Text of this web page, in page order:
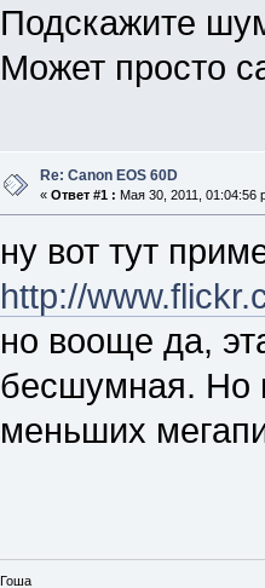
Подскажите
Может просто
Re: Canon EOS 60D
« Ответ #1 : Мая 30, 2011, 01:04:56
ну вот тут
http://
но вооще да,
бесшумная. Но
меньших
Гоша